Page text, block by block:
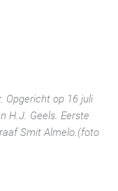
Opgericht op 16 juli
H.J. Geels. Eerste
Smit Almelo.(foto